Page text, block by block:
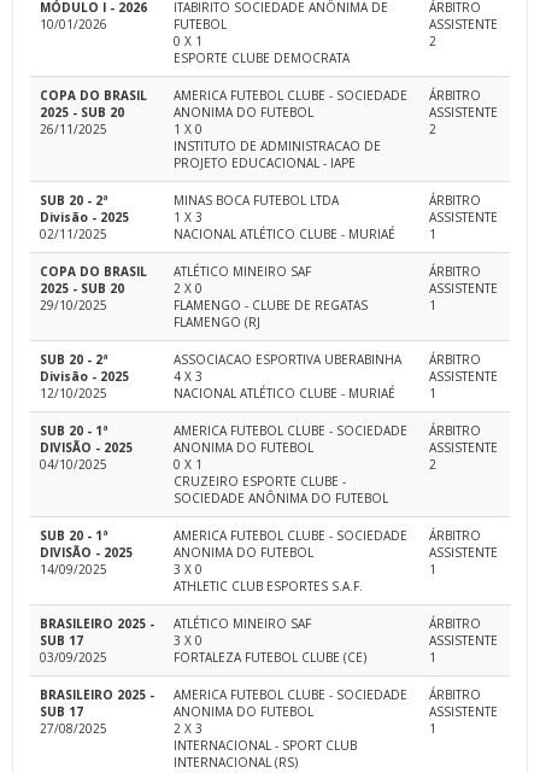
MÓDULO I - 2026
10/01/2026
ITABIRITO SOCIEDADE ANÔNIMA DE
FUTEBOL
0 X 1
ESPORTE CLUBE DEMOCRATA
ÁRBITRO
ASSISTENTE
2
COPA DO BRASIL
2025 - SUB 20
26/11/2025
AMERICA FUTEBOL CLUBE - SOCIEDADE
ANONIMA DO FUTEBOL
1 X 0
INSTITUTO DE ADMINISTRACAO DE
PROJETO EDUCACIONAL - IAPE
ÁRBITRO
ASSISTENTE
2
SUB 20 - 2ª
Divisão - 2025
02/11/2025
MINAS BOCA FUTEBOL LTDA
1 X 3
NACIONAL ATLÉTICO CLUBE - MURIAÉ
ÁRBITRO
ASSISTENTE
1
COPA DO BRASIL
2025 - SUB 20
29/10/2025
ATLÉTICO MINEIRO SAF
2 X 0
FLAMENGO - CLUBE DE REGATAS
FLAMENGO (RJ
ÁRBITRO
ASSISTENTE
1
SUB 20 - 2ª
Divisão - 2025
12/10/2025
ASSOCIACAO ESPORTIVA UBERABINHA
4 X 3
NACIONAL ATLÉTICO CLUBE - MURIAÉ
ÁRBITRO
ASSISTENTE
1
SUB 20 - 1ª
DIVISÃO - 2025
04/10/2025
AMERICA FUTEBOL CLUBE - SOCIEDADE
ANONIMA DO FUTEBOL
0 X 1
CRUZEIRO ESPORTE CLUBE -
SOCIEDADE ANÔNIMA DO FUTEBOL
ÁRBITRO
ASSISTENTE
2
SUB 20 - 1ª
DIVISÃO - 2025
14/09/2025
AMERICA FUTEBOL CLUBE - SOCIEDADE
ANONIMA DO FUTEBOL
3 X 0
ATHLETIC CLUB ESPORTES S.A.F.
ÁRBITRO
ASSISTENTE
1
BRASILEIRO 2025 -
SUB 17
03/09/2025
ATLÉTICO MINEIRO SAF
3 X 0
FORTALEZA FUTEBOL CLUBE (CE)
ÁRBITRO
ASSISTENTE
1
BRASILEIRO 2025 -
SUB 17
27/08/2025
AMERICA FUTEBOL CLUBE - SOCIEDADE
ANONIMA DO FUTEBOL
2 X 3
INTERNACIONAL - SPORT CLUB
INTERNACIONAL (RS)
ÁRBITRO
ASSISTENTE
1